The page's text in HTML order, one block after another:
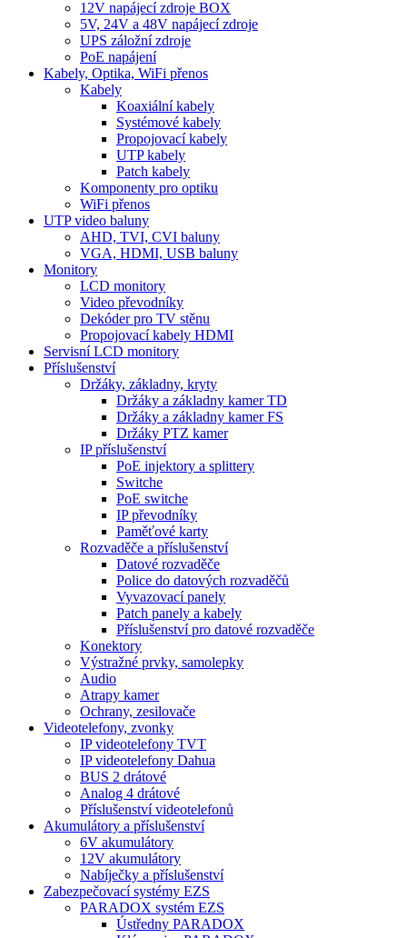
12V napájecí zdroje BOX
5V, 24V a 48V napájecí zdroje
UPS záložní zdroje
PoE napájení
Kabely, Optika, WiFi přenos
Kabely
Koaxiální kabely
Systémové kabely
Propojovací kabely
UTP kabely
Patch kabely
Komponenty pro optiku
WiFi přenos
UTP video baluny
AHD, TVI, CVI baluny
VGA, HDMI, USB baluny
Monitory
LCD monitory
Video převodníky
Dekóder pro TV stěnu
Propojovací kabely HDMI
Servisní LCD monitory
Příslušenství
Držáky, základny, kryty
Držáky a základny kamer TD
Držáky a základny kamer FS
Držáky PTZ kamer
IP příslušenství
PoE injektory a splittery
Switche
PoE switche
IP převodníky
Paměťové karty
Rozvaděče a příslušenství
Datové rozvaděče
Police do datových rozvaděčů
Vyvazovací panely
Patch panely a kabely
Příslušenství pro datové rozvaděče
Konektory
Výstražné prvky, samolepky
Audio
Atrapy kamer
Ochrany, zesilovače
Videotelefony, zvonky
IP videotelefony TVT
IP videotelefony Dahua
BUS 2 drátové
Analog 4 drátové
Příslušenství videotelefonů
Akumulátory a příslušenství
6V akumulátory
12V akumulátory
Nabíječky a příslušenství
Zabezpečovací systémy EZS
PARADOX systém EZS
Ústředny PARADOX